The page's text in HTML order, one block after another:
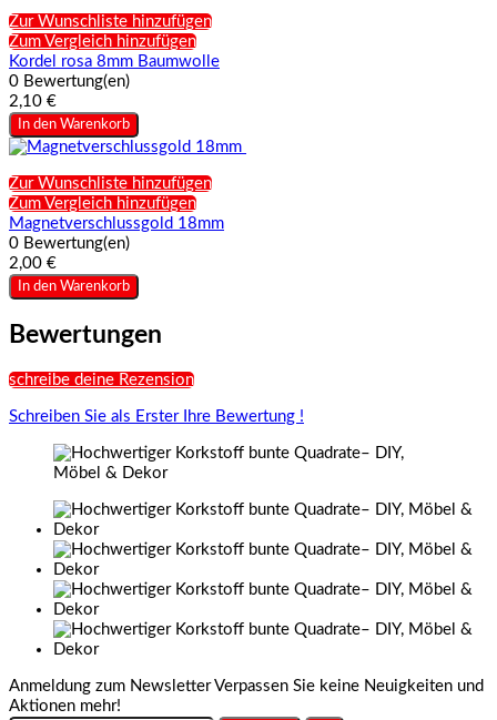
Zur Wunschliste hinzufügen
Zum Vergleich hinzufügen
Kordel rosa 8mm Baumwolle
0 Bewertung(en)
2,10 €
In den Warenkorb
Zur Wunschliste hinzufügen
Zum Vergleich hinzufügen
Magnetverschlussgold 18mm
0 Bewertung(en)
2,00 €
In den Warenkorb
Bewertungen
schreibe deine Rezension
Schreiben Sie als Erster Ihre Bewertung !
Anmeldung zum Newsletter Verpassen Sie keine Neuigkeiten und
Aktionen mehr!